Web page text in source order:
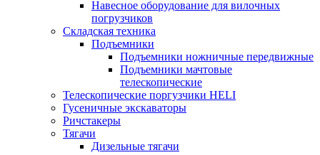
Навесное оборудование для вилочных
погрузчиков
Складская техника
Подъемники
Подъемники ножничные передвижные
Подъемники мачтовые
телескопические
Телескопические поргузчики HELI
Гусеничные экскаваторы
Ричстакеры
Тягачи
Дизельные тягачи